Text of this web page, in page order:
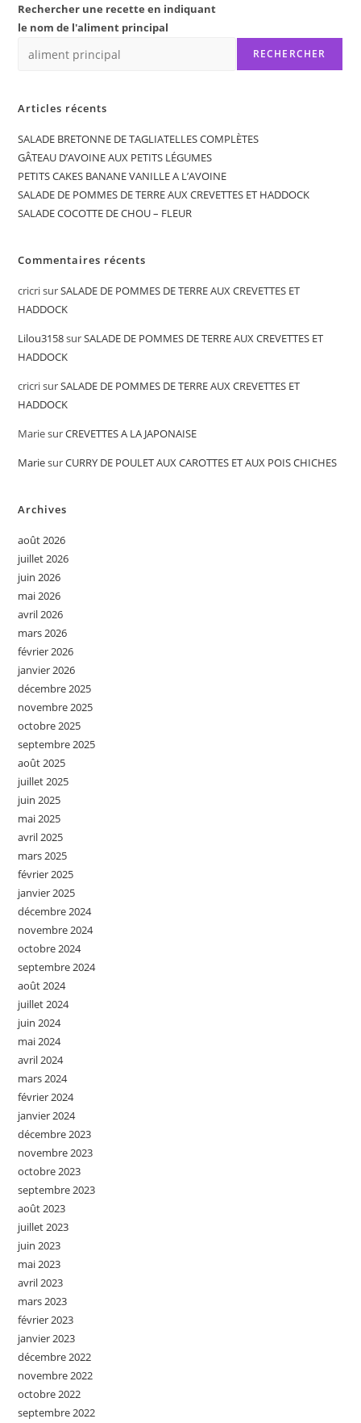
Rechercher une recette en indiquant
le nom de l'aliment principal
RECHERCHER
Articles récents
SALADE BRETONNE DE TAGLIATELLES COMPLÈTES
GÂTEAU D’AVOINE AUX PETITS LÉGUMES
PETITS CAKES BANANE VANILLE A L’AVOINE
SALADE DE POMMES DE TERRE AUX CREVETTES ET HADDOCK
SALADE COCOTTE DE CHOU – FLEUR
Commentaires récents
cricrisurSALADE DE POMMES DE TERRE AUX CREVETTES ET
HADDOCK
Lilou3158surSALADE DE POMMES DE TERRE AUX CREVETTES ET
HADDOCK
cricrisurSALADE DE POMMES DE TERRE AUX CREVETTES ET
HADDOCK
MariesurCREVETTES A LA JAPONAISE
MariesurCURRY DE POULET AUX CAROTTES ET AUX POIS CHICHES
Archives
août 2026
juillet 2026
juin 2026
mai 2026
avril 2026
mars 2026
février 2026
janvier 2026
décembre 2025
novembre 2025
octobre 2025
septembre 2025
août 2025
juillet 2025
juin 2025
mai 2025
avril 2025
mars 2025
février 2025
janvier 2025
décembre 2024
novembre 2024
octobre 2024
septembre 2024
août 2024
juillet 2024
juin 2024
mai 2024
avril 2024
mars 2024
février 2024
janvier 2024
décembre 2023
novembre 2023
octobre 2023
septembre 2023
août 2023
juillet 2023
juin 2023
mai 2023
avril 2023
mars 2023
février 2023
janvier 2023
décembre 2022
novembre 2022
octobre 2022
septembre 2022